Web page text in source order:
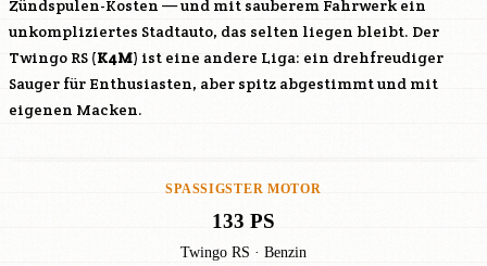
Zündspulen-Kosten — und mit sauberem Fahrwerk ein
unkompliziertes Stadtauto, das selten liegen bleibt. Der
Twingo RS (K4M) ist eine andere Liga: ein drehfreudiger
Sauger für Enthusiasten, aber spitz abgestimmt und mit
eigenen Macken.
SPASSIGSTER MOTOR
133 PS
Twingo RS · Benzin